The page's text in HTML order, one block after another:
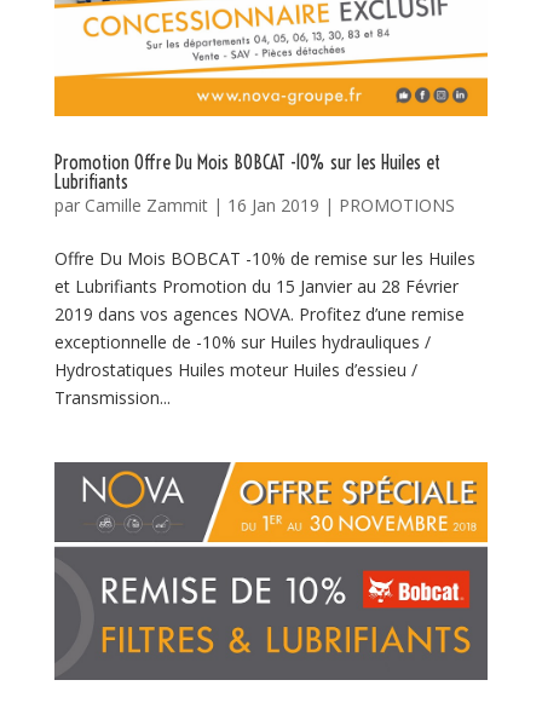
Promotion Offre Du Mois BOBCAT -10% sur les Huiles et
Lubrifiants
par Camille Zammit| 16 Jan 2019 | PROMOTIONS
Offre Du Mois BOBCAT -10% de remise sur les Huiles
et Lubrifiants Promotion du 15 Janvier au 28 Février
2019 dans vos agences NOVA. Profitez d’une remise
exceptionnelle de -10% sur Huiles hydrauliques /
Hydrostatiques Huiles moteur Huiles d’essieu /
Transmission...